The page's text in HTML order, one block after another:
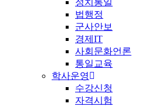
정치통일
법행정
군사안보
경제IT
사회문화언론
통일교육
학사운영
수강신청
자격시험